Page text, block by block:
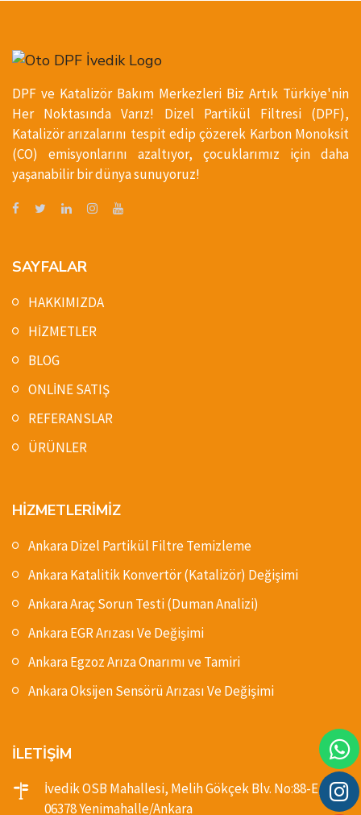
DPF ve Katalizör Bakım Merkezleri Biz Artık Türkiye'nin
Her Noktasında Varız! Dizel Partikül Filtresi (DPF),
Katalizör arızalarını tespit edip çözerek Karbon Monoksit
(CO) emisyonlarını azaltıyor, çocuklarımız için daha
yaşanabilir bir dünya sunuyoruz!
SAYFALAR
HAKKIMIZDA
HİZMETLER
BLOG
ONLİNE SATIŞ
REFERANSLAR
ÜRÜNLER
HİZMETLERİMİZ
Ankara Dizel Partikül Filtre Temizleme
Ankara Katalitik Konvertör (Katalizör) Değişimi
Ankara Araç Sorun Testi (Duman Analizi)
Ankara EGR Arızası Ve Değişimi
Ankara Egzoz Arıza Onarımı ve Tamiri
Ankara Oksijen Sensörü Arızası Ve Değişimi
İLETİŞİM
İvedik OSB Mahallesi, Melih Gökçek Blv. No:88-E,
06378 Yenimahalle/Ankara